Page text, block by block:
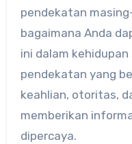
pendekatan
bagaimana Anda
ini dalam
pendekatan yang
keahlian, otoritas,
memberikan
dipercaya.